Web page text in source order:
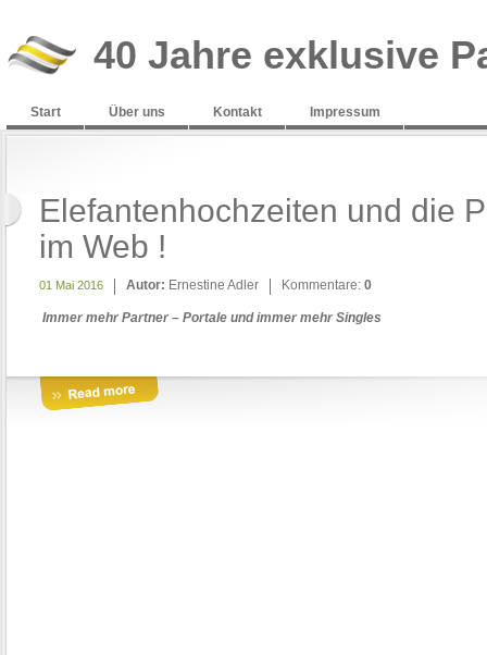
40 Jahre exklusive
Start Über uns Kontakt Impressum
Elefantenhochzeiten und die
im Web !
01 Mai 2016 Autor: Ernestine Adler Kommentare: 0
Immer mehr Partner – Portale und immer mehr Singles